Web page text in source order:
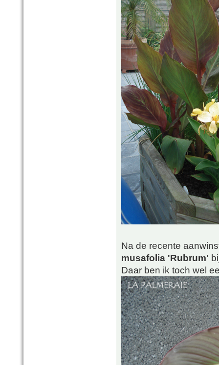
Na de recente
musafolia 'Rubrum'
Daar ben ik toch wel